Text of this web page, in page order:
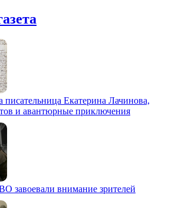
писательница Екатерина Лачинова,
и авантюрные приключения
завоевали внимание зрителей